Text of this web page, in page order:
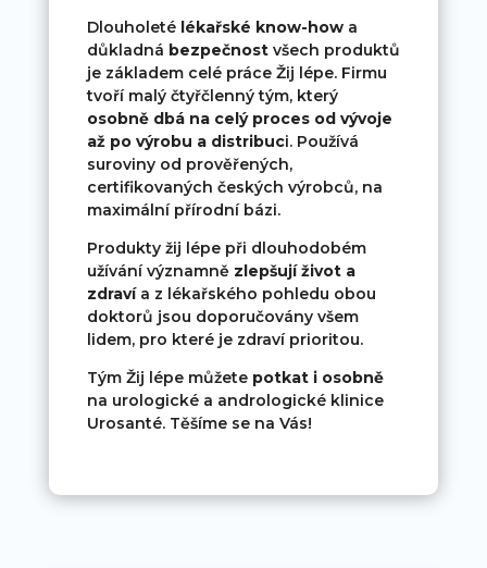
Dlouholeté lékařské know-howa
důkladná bezpečnostvšech produktů
je základem celé práce Žij lépe. Firmu
tvoří malý čtyřčlenný tým, který
osobně dbá na celý proces od vývoje
až po výrobu a distribuci. Používá
suroviny od prověřených,
certifikovaných českých výrobců, na
maximální přírodní bázi.
Produkty žij lépe při dlouhodobém
užívání významně zlepšují život a
zdravía z lékařského pohledu obou
doktorů jsou doporučovány všem
lidem, pro které je zdraví prioritou.
Tým Žij lépe můžete potkat i osobně
na urologické a andrologické klinice
Urosanté. Těšíme se na Vás!